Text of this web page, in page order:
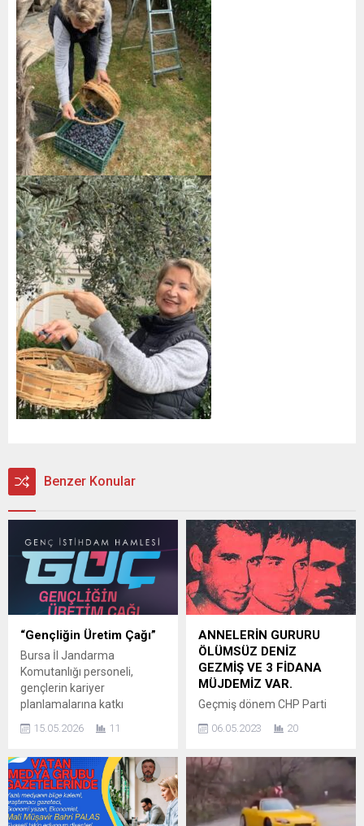
Benzer Konular
“Gençliğin Üretim Çağı”
Bursa İl Jandarma
Komutanlığı personeli,
gençlerin kariyer
planlamalarına katkı
teşkilatının faaliyet alanlarını
Uludağ Üniversitesi ev
sahipliğinde düzenlenen
“Gençliğin Üretim Çağı”
temalı Marmara Bölgesi
15.05.2026 11
ANNELERİN GURURU
ÖLÜMSÜZ DENİZ
GEZMİŞ VE 3 FİDANA
MÜJDEMİZ VAR.
Geçmiş dönem CHP Parti
Buğday’dan geçmişe ışık
ışık oldu devrim yoluna,
Onlar bizlerin
vazgeçilmezidir.”
Yolumuzun ışığı
06.05.2023 20